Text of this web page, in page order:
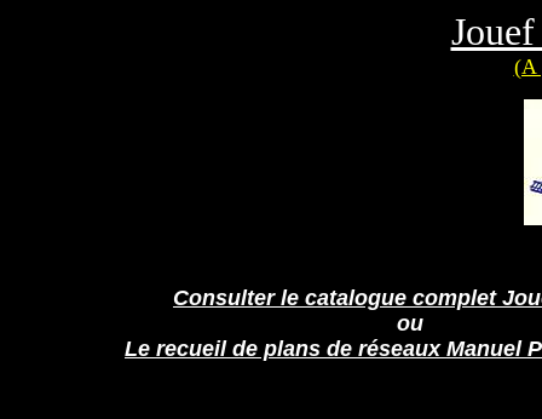
(A
Consulter le catalogue complet
ou
Le recueil de plans de réseaux Manuel